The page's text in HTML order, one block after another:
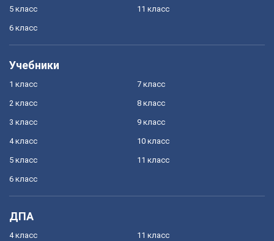
5 класс
6 класс
11 класс
Учебники
1 класс
2 класс
3 класс
4 класс
5 класс
6 класс
7 класс
8 класс
9 класс
10 класс
11 класс
ДПА
4 класс 11 класс